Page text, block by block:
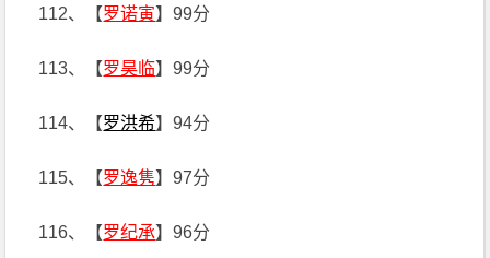
112、【罗诺寅】99分
113、【罗昊临】99分
114、【罗洪希】94分
115、【罗逸隽】97分
116、【罗纪承】96分